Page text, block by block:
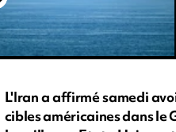
L'Iran a affirmé samedi
cibles américaines dans le